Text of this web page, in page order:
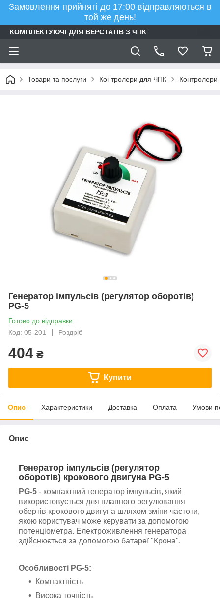
Замовлення прийняті до 17:00 відправляються в
той же день!
КОМПЛЕКТУЮЧІ ДЛЯ ВЕРСТАТІВ З ЧПК
Товари та послуги Контролери для ЧПК Контролери
Генератор імпульсів (регулятор оборотів)
PG-5
Готово до відправки
Код: 05-201
Роздріб
404 ₴
Купити
Опис Характеристики Доставка Оплата Умови
Опис
Генератор імпульсів (регулятор
оборотів) крокового двигуна PG-5
PG-5 - компактний генератор імпульсів, який
використовується для плавного регулювання
обертів крокового двигуна шляхом зміни частоти,
якою користувач може керувати за допомогою
потенціометра. Електроживлення генератора
здійснюється за допомогою батареї "Крона".
Особливості PG-5:
Компактність
Висока точність